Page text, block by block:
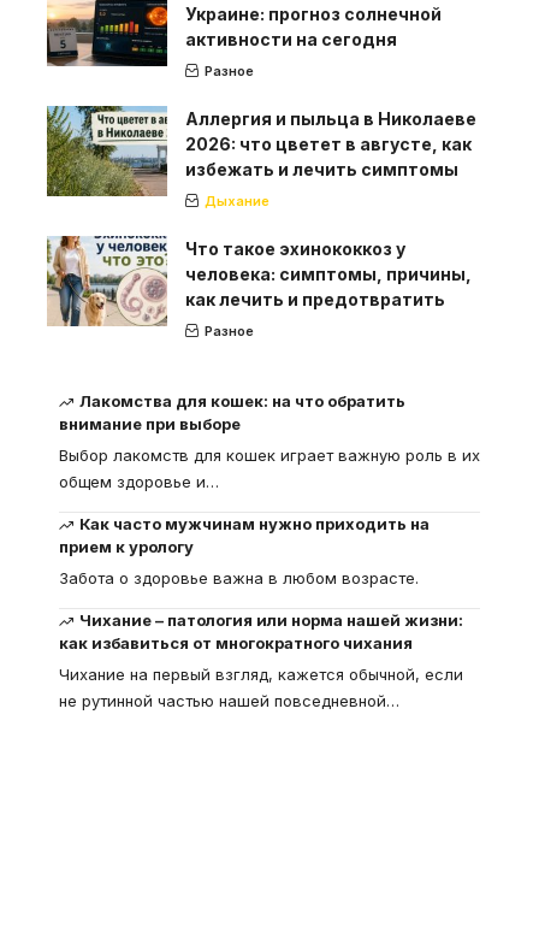
Украине: прогноз солнечной
активности на сегодня
Разное
Аллергия и пыльца в Николаеве
2026: что цветет в августе, как
избежать и лечить симптомы
Дыхание
Что такое эхинококкоз у
человека: симптомы, причины,
как лечить и предотвратить
Разное
Лакомства для кошек: на что обратить
внимание при выборе
Выбор лакомств для кошек играет важную роль в их
общем здоровье и…
Как часто мужчинам нужно приходить на
прием к урологу
Забота о здоровье важна в любом возрасте.
Чихание – патология или норма нашей жизни:
как избавиться от многократного чихания
Чихание на первый взгляд, кажется обычной, если
не рутинной частью нашей повседневной…